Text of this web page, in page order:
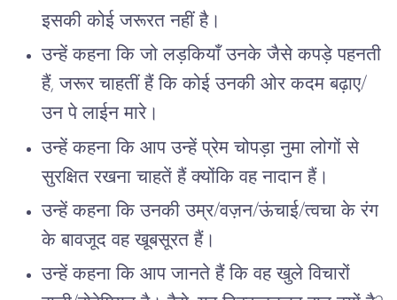
इसकी कोई जरूरत नहीं है।
उन्हें कहना कि जो लड़कियाँ उनके जैसे कपड़े पहनती
हैं, जरूर चाहतीं हैं कि कोई उनकी ओर कदम बढ़ाए/
उन पे लाईन मारे।
उन्हें कहना कि आप उन्हें प्रेम चोपड़ा नुमा लोगों से
सुरक्षित रखना चाहतें हैं क्योंकि वह नादान हैं।
उन्हें कहना कि उनकी उम्र/वज़न/ऊंचाई/त्वचा के रंग
के बावजूद वह खूबसूरत हैं।
उन्हें कहना कि आप जानते हैं कि वह खुले विचारों